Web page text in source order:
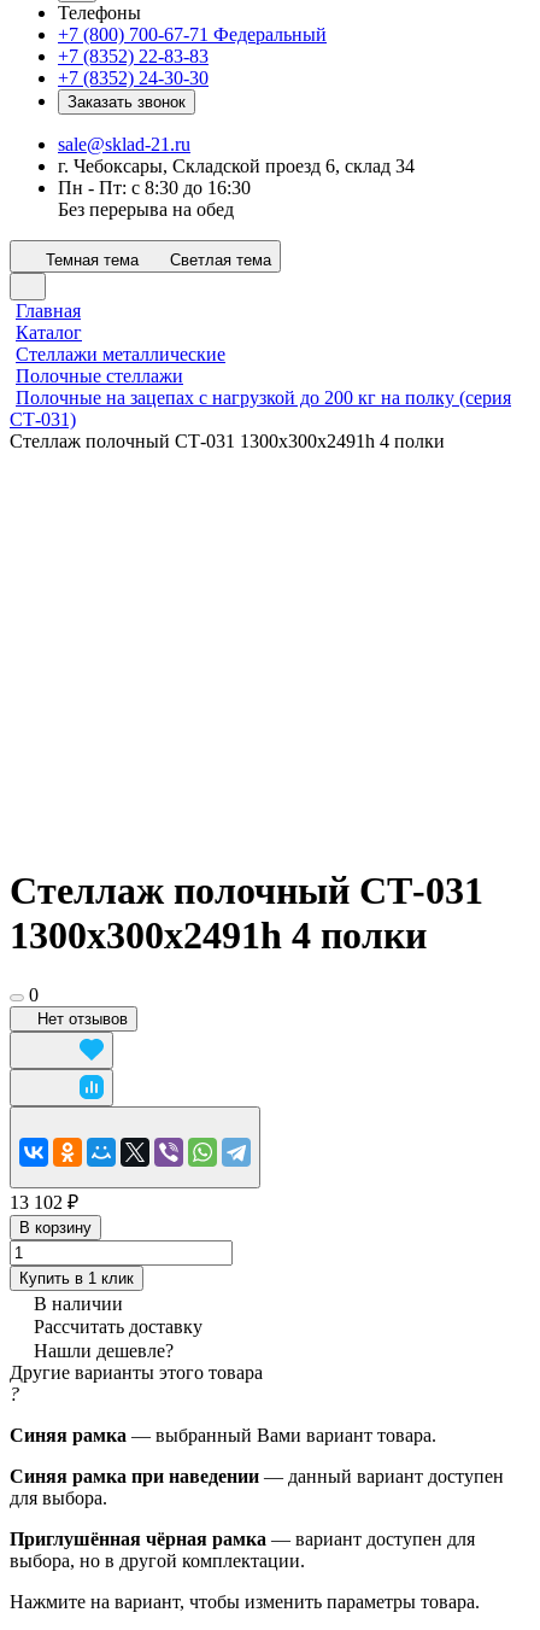
Телефоны
+7 (800) 700-67-71 Федеральный
+7 (8352) 22-83-83
+7 (8352) 24-30-30
Заказать звонок
sale@sklad-21.ru
г. Чебоксары, Складской проезд 6, склад 34
Пн - Пт: с 8:30 до 16:30
Без перерыва на обед
Темная тема Светлая тема
Главная
Каталог
Стеллажи металлические
Полочные стеллажи
Полочные на зацепах с нагрузкой до 200 кг на полку (серия
СТ-031)
Стеллаж полочный СТ-031 1300х300х2491h 4 полки
Стеллаж полочный СТ-031
1300х300х2491h 4 полки
0
Нет отзывов
13 102 ₽
В корзину
Купить в 1 клик
В наличии
Рассчитать доставку
Нашли дешевле?
Другие варианты этого товара
?
Синяя рамка — выбранный Вами вариант товара.
Синяя рамка при наведении — данный вариант доступен
для выбора.
Приглушённая чёрная рамка — вариант доступен для
выбора, но в другой комплектации.
Нажмите на вариант, чтобы изменить параметры товара.